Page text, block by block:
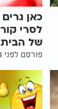
כאן
לסרי
של הבית
פורסם לפני 4 שנים